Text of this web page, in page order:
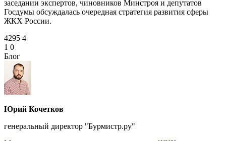
заседании экспертов, чиновников Минстроя и депутатов
Госдумы обсуждалась очередная стратегия развития сферы
ЖКХ России.
4295 4
1 0
Блог
Юрий Кочетков
генеральный директор "Бурмистр.ру"